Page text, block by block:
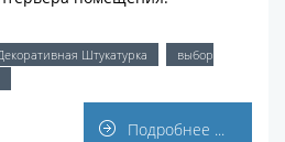
Штукатурка
выбор
Подробнее ...